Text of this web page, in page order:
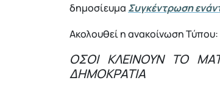
δημοσίευμα Συγκέντρωση
Ακολουθεί η ανακοίνωση Τύπου:
ΟΣΟΙ ΚΛΕΙΝΟΥΝ ΤΟ
ΔΗΜΟΚΡΑΤΙΑ